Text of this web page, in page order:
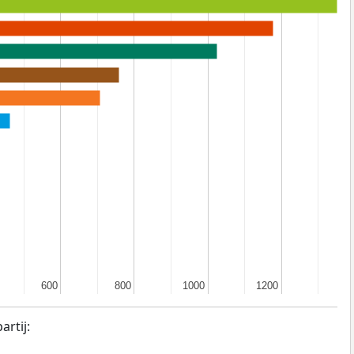
600
600 800
800 1000
1000 1200
1200